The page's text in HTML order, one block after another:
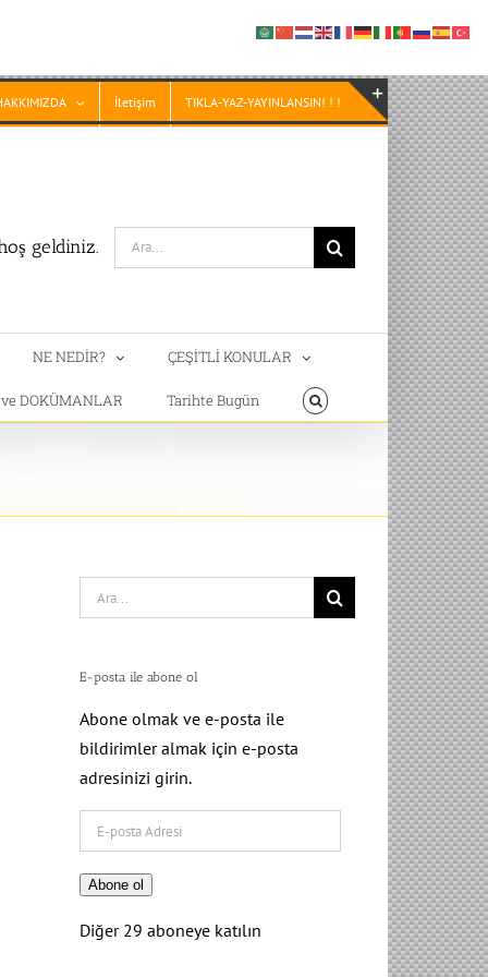
İletişim TIKLA-YAZ-YAYINLANSIN! ! !
geldiniz.
Search
for:
NE NEDİR? ÇEŞİTLİ KONULAR
DOKÜMANLAR Tarihte Bugün
Search
for:
E-posta ile abone ol
Abone olmak ve e-posta ile
bildirimler almak için e-posta
adresinizi girin.
posta
Adresi
Abone ol
Diğer 29 aboneye katılın
Toggle
Sliding
Bar
Area